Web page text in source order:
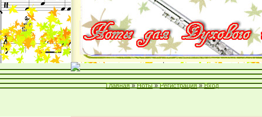
Главная » Ноты » Регистрация » Вход